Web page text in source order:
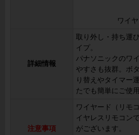
ワイ
詳細情報
取り外し・持ち運
イプ。
パナソニックのワ
やすさも抜群。ボ
り替えやタイマー
たでも簡単にご使
注意事項
ワイヤード（リモ
イヤレスリモコン
がございます。